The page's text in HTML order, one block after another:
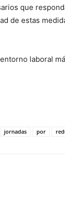
que
de estas
laboral
jornadas por